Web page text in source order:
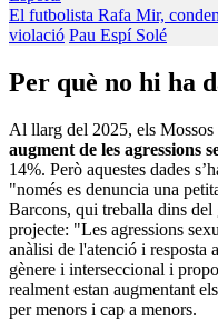
El futbolista Rafa Mir,
violació Pau Espí Solé
Per què no hi ha
Al llarg del 2025, els
augment de les agressions
14%. Però aquestes dades
"només es denuncia una
Barcons, qui treballa dins
projecte: "Les agressions
anàlisi de l'atenció i resposta
gènere i interseccional i
realment estan augmentant
per menors i cap a menors.